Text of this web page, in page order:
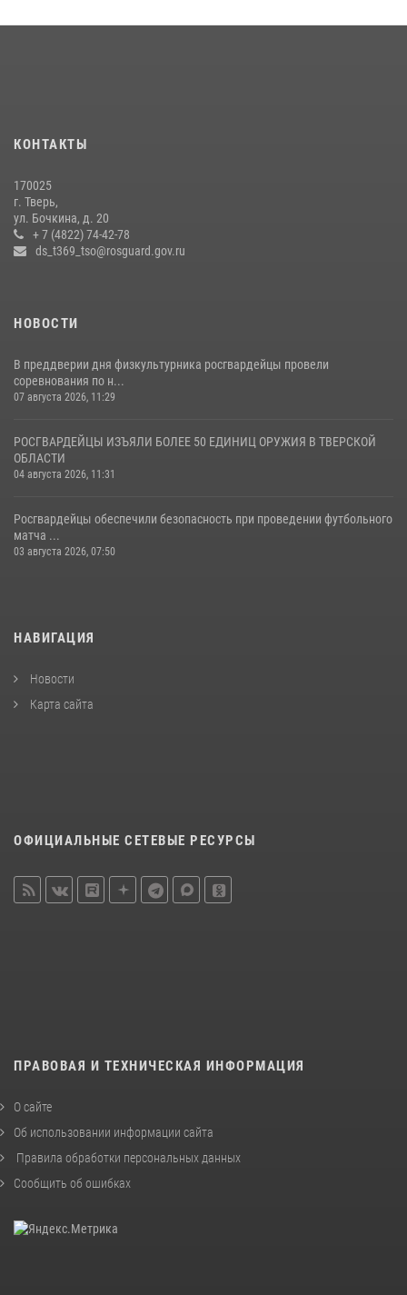
Представители Росгвардии провели спортивно — патриотическое
мероприятие для воспитанников летнего лагеря в Тверской области
(видео)
22 июля 2026, 07:28 4 1
КОНТАКТЫ
170025
г. Тверь,
ул. Бочкина, д. 20
+ 7 (4822) 74-42-78
ds_t369_tso@rosguard.gov.ru
НОВОСТИ
В преддверии дня физкультурника росгвардейцы провели
соревнования по н...
07 августа 2026, 11:29
РОСГВАРДЕЙЦЫ ИЗЪЯЛИ БОЛЕЕ 50 ЕДИНИЦ ОРУЖИЯ В ТВЕРСКОЙ
ОБЛАСТИ
04 августа 2026, 11:31
Росгвардейцы обеспечили безопасность при проведении футбольного
матча ...
03 августа 2026, 07:50
НАВИГАЦИЯ
Новости
Карта сайта
ОФИЦИАЛЬНЫЕ СЕТЕВЫЕ РЕСУРСЫ
ПРАВОВАЯ И ТЕХНИЧЕСКАЯ ИНФОРМАЦИЯ
О сайте
Об использовании информации сайта
Правила обработки персональных данных
Сообщить об ошибках